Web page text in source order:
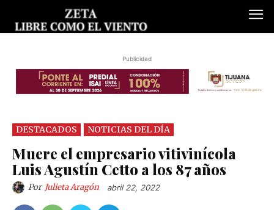
Publicidad
DESTACADOS NOTICIAS DEL DÍA
Muere el empresario vitivinícola
Luis Agustín Cetto a los 87 años
Por Julieta Aragón abril 22, 2022